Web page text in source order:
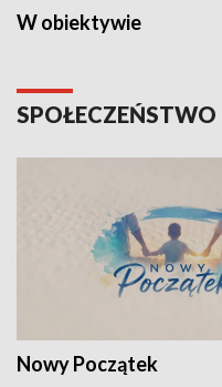
W obiektywie
SPOŁECZEŃSTWO
Nowy Początek